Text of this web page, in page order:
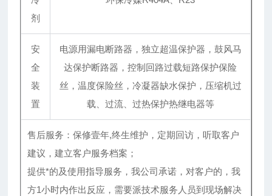
剂
安
全
装
置
电源用漏电断路器，独立超温保护器，鼓风马
达保护断路器，控制回路过载短路保护保险
丝，温度保险丝，冷凝器缺水保护，压缩机过
载、过流、过热保护热继电器等
售后服务：保修壹年,终生维护，定期回访，听取客户
建议，建立客户服务档案；
提供*的及使用指导服务，我公司承诺，对客户的，我
方1小时内作出反应，需要派技术服务人员到现场解决